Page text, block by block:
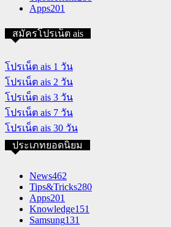
Apps201
สมัครโปรเน็ต ais
โปรเน็ต ais 1 วัน
โปรเน็ต ais 2 วัน
โปรเน็ต ais 3 วัน
โปรเน็ต ais 7 วัน
โปรเน็ต ais 30 วัน
ประเภทยอดนิยม
News462
Tips&Tricks280
Apps201
Knowledge151
Samsung131